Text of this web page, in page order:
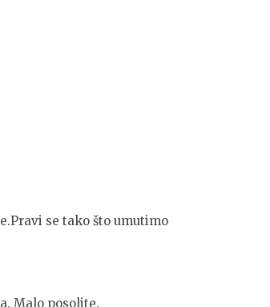
se tako što umutimo
Malo posolite.